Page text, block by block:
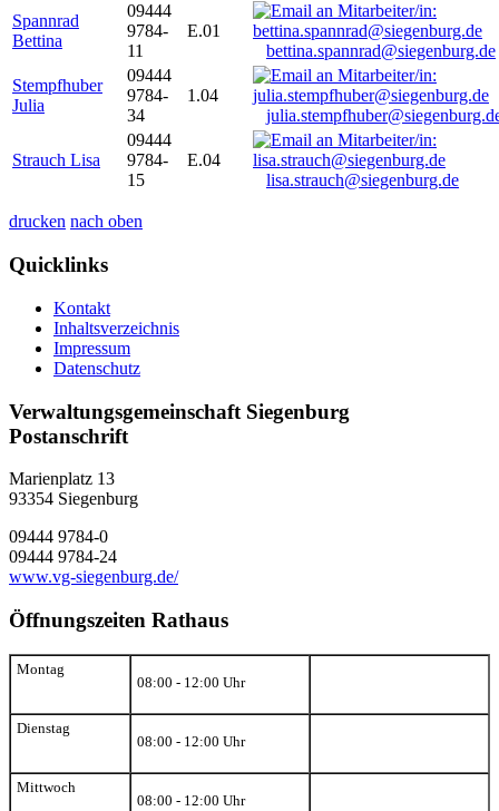
Spannrad
Bettina
09444
9784-
11
E.01
bettina.spannrad@siegenburg.de
Stempfhuber
Julia
09444
9784-
34
1.04
Strauch Lisa
09444
9784-
15
E.04
lisa.strauch@siegenburg.de
drucken nach oben
Quicklinks
Kontakt
Inhaltsverzeichnis
Impressum
Datenschutz
Verwaltungsgemeinschaft Siegenburg
Postanschrift
Marienplatz 13
93354 Siegenburg
09444 9784-0
09444 9784-24
www.vg-siegenburg.de/
Öffnungszeiten Rathaus
Montag
08:00 - 12:00 Uhr
Dienstag
08:00 - 12:00 Uhr
Mittwoch
08:00 - 12:00 Uhr